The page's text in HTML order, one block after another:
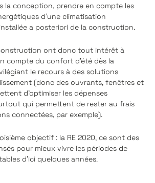
la conception, prendre en compte les
d’une climatisation
a posteriori de la construction.
ont donc tout intérêt à
compte du confort d’été dès la
le recours à des solutions
(donc des ouvrants, fenêtres et
d’optimiser les dépenses
qui permettent de rester au frais
connectées, par exemple).
objectif : la RE 2020, ce sont des
pour mieux vivre les périodes de
d’ici quelques années.